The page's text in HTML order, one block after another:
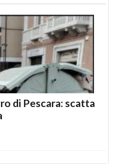
di Pescara: scatta